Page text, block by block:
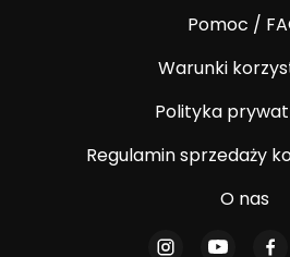
Pomoc /
Warunki
Polityka
Regulamin sprzedaży
O nas